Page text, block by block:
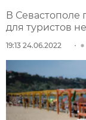
В Севастополе
для туристов
19:13 24.06.2022